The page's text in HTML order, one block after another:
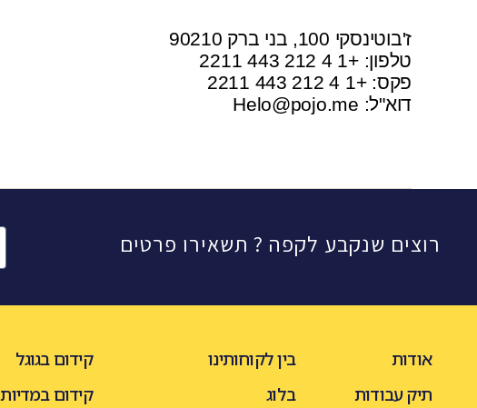
ז'בוטינסקי 100, בני ברק 90210
טלפון: +1 4 212 443 2211
פקס: +1 4 212 443 2211
דוא"ל: Helo@pojo.me
רוצים שנקבע לקפה ? תשאירו פרטים
אודות
תיק עבודות
בין לקוחותינו
בלוג
קידום בגוגל
קידום